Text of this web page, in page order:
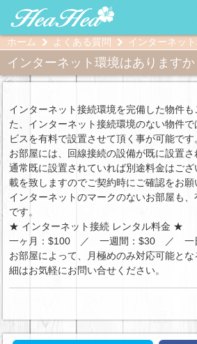
ホーム よくある質問 インターネッ
インターネット環境はありますか
インターネット接続環境を完備した物件
た、インターネット接続環境のない物件
ビスを有料で設置させて頂く事が可能で
お部屋には、回線接続の設備が既に設置さ
通常既に設置されていれば別途料金はご
載を致しますのでご契約時にご確認をお願
インターネットのマークのないお部屋も
です。
★ インターネット接続 レンタル料金 ★
一ヶ月：$100 ／ 一週間：$30 ／ 一
お部屋によって、月極めのみ対応可能と
細はお気軽にお問い合せください。